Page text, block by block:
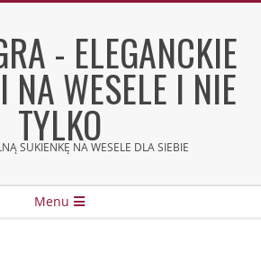
- ELEGANCKIE
NA WESELE I NIE
TYLKO
SUKIENKĘ NA WESELE DLA SIEBIE
Menu